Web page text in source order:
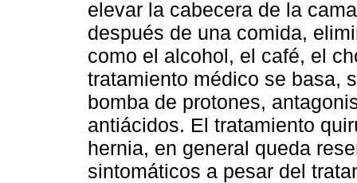
elevar la cabecera de la
después de una comida,
como el alcohol, el café, el
tratamiento médico se basa,
bomba de protones,
antiácidos. El tratamiento
hernia, en general queda
sintomáticos a pesar del